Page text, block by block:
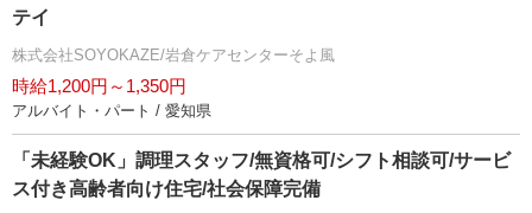
テイ
株式会社SOYOKAZE/岩倉ケアセンターそよ風
時給1,200円～1,350円
アルバイト・パート / 愛知県
「未経験OK」調理スタッフ/無資格可/シフト相談可/サービ
ス付き高齢者向け住宅/社会保障完備